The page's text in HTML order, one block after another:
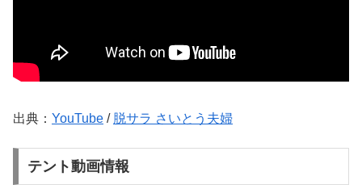
出典： YouTube / 脱サラ さいとう夫婦
テント動画情報